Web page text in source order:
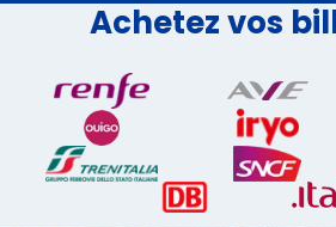
Achetez vos